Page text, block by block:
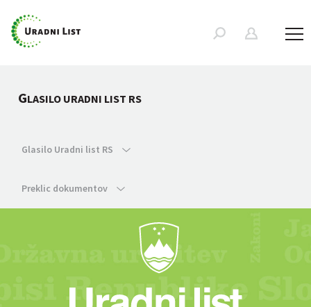
GLASILO URADNI LIST RS
Glasilo Uradni list RS
Preklic dokumentov